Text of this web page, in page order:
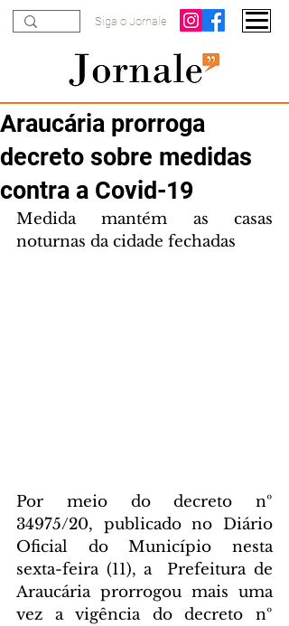
Siga o Jornale
Araucária prorroga
decreto sobre medidas
contra a Covid-19
Medida mantém as casas
noturnas da cidade fechadas
Por meio do decreto nº
34975/20, publicado no Diário
Oficial do Município nesta
sexta-feira (11), a  Prefeitura de
Araucária prorrogou mais uma
vez a vigência do decreto nº